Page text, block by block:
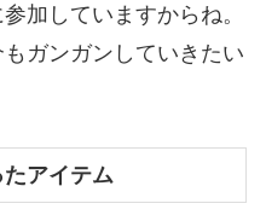
加していますからね。
ガンガンしていきたい
アイテム